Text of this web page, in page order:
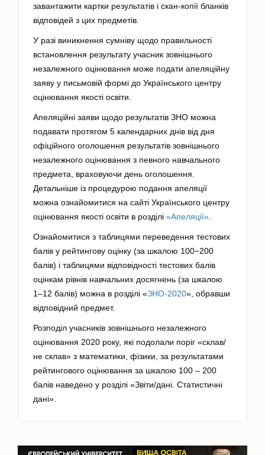
завантажити картки результатів і скан-копії бланків
відповідей з цих предметів.
У разі виникнення сумніву щодо правильності
встановлення результату учасник зовнішнього
незалежного оцінювання може подати апеляційну
заяву у письмовій формі до Українського центру
оцінювання якості освіти.
Апеляційні заяви щодо результатів ЗНО можна
подавати протягом 5 календарних днів від дня
офіційного оголошення результатів зовнішнього
незалежного оцінювання з певного навчального
предмета, враховуючи день оголошення.
Детальніше із процедурою подання апеляції
можна ознайомитися на сайті Українського центру
оцінювання якості освіти в розділі «Апеляції»
Ознайомитися з таблицями переведення тестових
балів у рейтингову оцінку (за шкалою 100−200
балів) і таблицями відповідності тестових балів
оцінкам рівнів навчальних досягнень (за шкалою
1–12 балів) можна в розділі «ЗНО-2020», обравши
відповідний предмет.
Розподіл учасників зовнішнього незалежного
оцінювання 2020 року, які подолали поріг «склав/
не склав» з математики, фізики, за результатами
рейтингового оцінювання за шкалою 100 – 200
балів наведено у розділі «Звіти/дані. Статистичні
дані».